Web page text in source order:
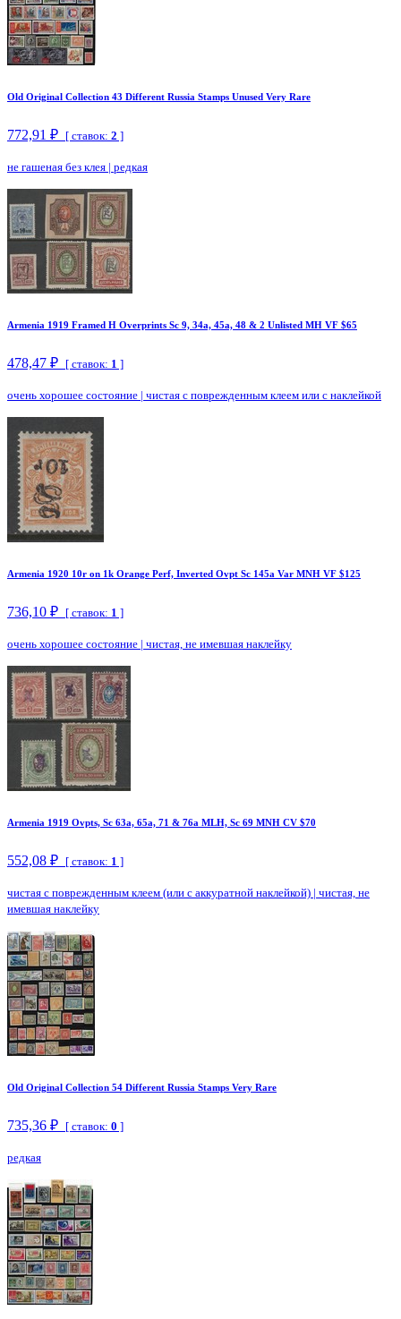
Old Original Collection 43 Different Russia Stamps Unused Very Rare
772,91 ₽ [ ставок: 2 ]
не гашеная без клея | редкая
Armenia 1919 Framed H Overprints Sc 9, 34a, 45a, 48 & 2 Unlisted MH VF $65
478,47 ₽ [ ставок: 1 ]
очень хорошее состояние | чистая с поврежденным клеем или с наклейкой
Armenia 1920 10r on 1k Orange Perf, Inverted Ovpt Sc 145a Var MNH VF $125
736,10 ₽ [ ставок: 1 ]
очень хорошее состояние | чистая, не имевшая наклейку
Armenia 1919 Ovpts, Sc 63a, 65a, 71 & 76a MLH, Sc 69 MNH CV $70
552,08 ₽ [ ставок: 1 ]
чистая с поврежденным клеем (или с аккуратной наклейкой) | чистая, не
имевшая наклейку
Old Original Collection 54 Different Russia Stamps Very Rare
735,36 ₽ [ ставок: 0 ]
редкая